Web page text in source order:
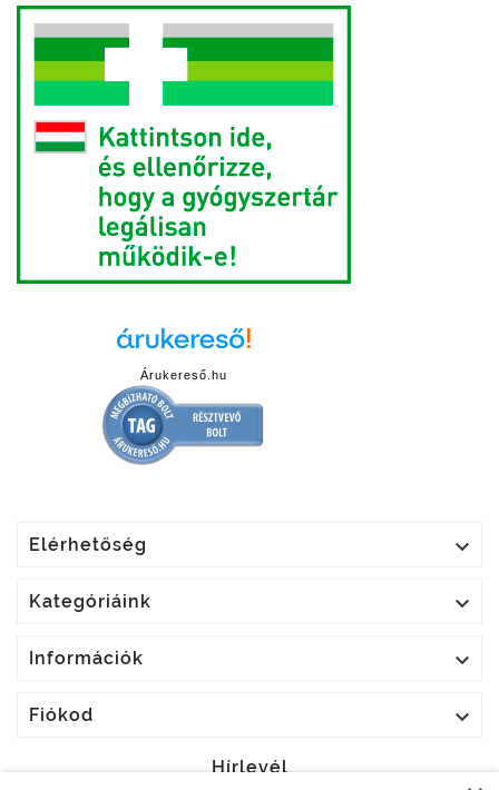
Árukereső.hu
Elérhetőség 
Kategóriáink 
Információk 
Fiókod 
Hírlevél